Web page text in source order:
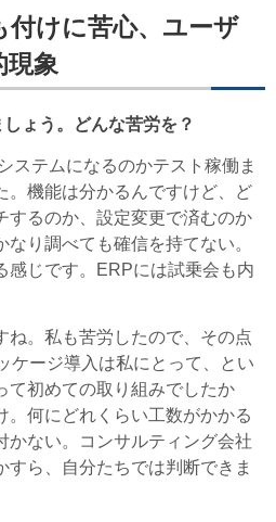
付けに苦心、ユーザ
現象
ょう。どんな苦労を？
ステムになるのかテスト稼働ま
。機能は分かるんですけど、ど
するのか、設定変更で済むのか
り調べても確信を持てない。
感じです。ERPには試乗会も内
。私も苦労したので、その点
ケージ導入は私にとって、とい
て初めての取り組みでしたか
。何にどれくらい工数がかかる
かない。コンサルティング会社
すら、自分たちでは判断できま